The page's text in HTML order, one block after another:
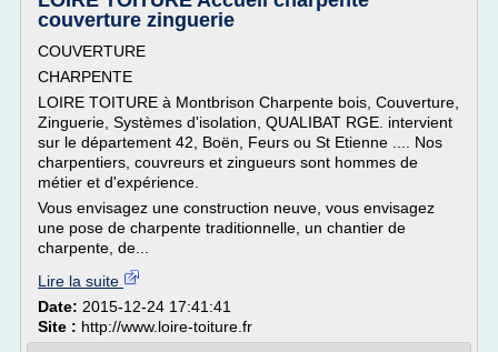
couverture zinguerie
COUVERTURE
CHARPENTE
LOIRE TOITURE à Montbrison Charpente bois, Couverture,
Zinguerie, Systèmes d'isolation, QUALIBAT RGE. intervient
sur le département 42, Boën, Feurs ou St Etienne .... Nos
charpentiers, couvreurs et zingueurs sont hommes de
métier et d'expérience.
Vous envisagez une construction neuve, vous envisagez
une pose de charpente traditionnelle, un chantier de
charpente, de...
Lire la suite
Date: 2015-12-24 17:41:41
Site : http://www.loire-toiture.fr